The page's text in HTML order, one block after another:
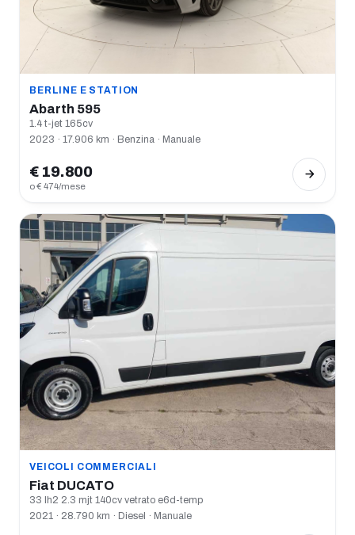
BERLINE E STATION
Abarth 595
1.4 t-jet 165cv
2023 · 17.906 km · Benzina · Manuale
€ 19.800
o € 474/mese
VEICOLI COMMERCIALI
Fiat DUCATO
33 lh2 2.3 mjt 140cv vetrato e6d-temp
2021 · 28.790 km · Diesel · Manuale